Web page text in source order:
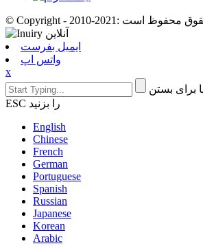
ایمیل بفرست
واتس اپ
x
برای بستن
ESC را بزنید
English
Chinese
French
German
Portuguese
Spanish
Russian
Japanese
Korean
Arabic